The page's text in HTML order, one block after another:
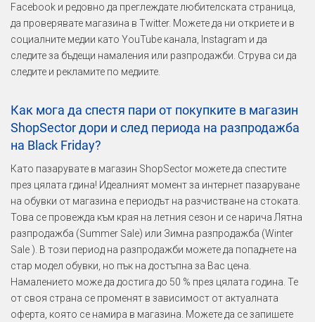
Facebook и редовно да преглеждате любителската страница,
да проверявате магазина в Twitter. Можете да ни откриете и в
социалните медии като YouTube канала, Instagram и да
следите за бъдещи намаления или разпродажби. Струва си да
следите и рекламите по медиите.
Как мога да спестя пари от покупките в магазин
ShopSector дори и след периода на разпродажба
на Black Friday?
Като пазарувате в магазин ShopSector можете да спестите
през цялата гдина! Идеалният момент за интернет пазаруване
на обувки от магазина е периодът на разчистване на стоката.
Това се провежда към края на летния сезон и се нарича Лятна
разпродажба (Summer Sale) или Зимна разпродажба (Winter
Sale ). В този период на разпродажби можете да попаднете на
стар модел обувки, но пък на достъпна за Вас цена.
Намалението може да достига до 50 % през цялата година. Те
от своя страна се променят в зависимост от актуалната
оферта, която се намира в магазина. Можете да се запишете